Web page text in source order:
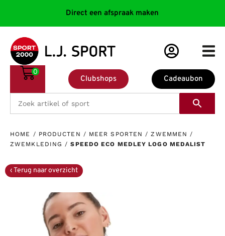
Direct een afspraak maken
Cadeaubon
Clubshops
0
HOME / PRODUCTEN / MEER SPORTEN /ZWEMMEN /
ZWEMKLEDING /SPEEDO ECO MEDLEY LOGO MEDALIST